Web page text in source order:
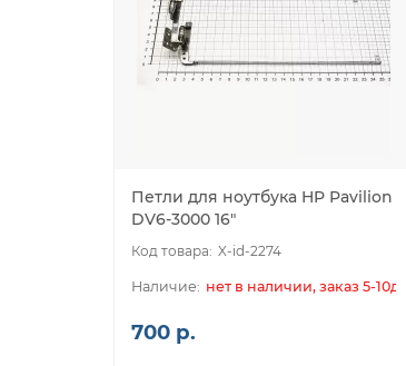
Петли для ноутбука HP Pavilion
DV6-3000 16"
X-id-2274
нет в наличии, заказ 5-10дн.
700 р.